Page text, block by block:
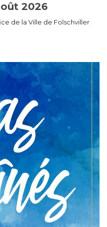
2026
de la Ville de Folschviller